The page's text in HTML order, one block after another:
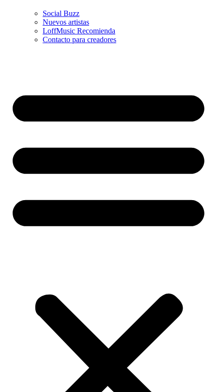
Social Buzz
Nuevos artistas
LoffMusic Recomienda
Contacto para creadores